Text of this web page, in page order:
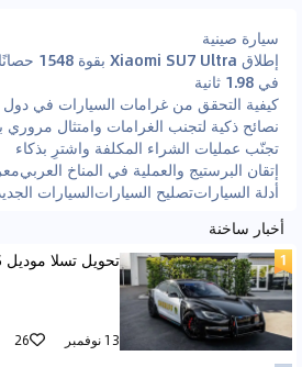
سيارة صينية
في 1.98 ثانية
كيفية التحقق من غرامات السيارات في
نصائح ذكية لتجنب الغرامات وامتثال مروري بدون
تجنّب عمليات الشراء المكلفة واشترِ بذكاء
إتقان البرستيج والعملية في المناخ العربي
أدلة السياراتتصليح السياراتالسيارات
أخبار ساخنة
تحويل تسلا موديل S بلايد إلى سيارة شرطة
13 نوفمبر 26